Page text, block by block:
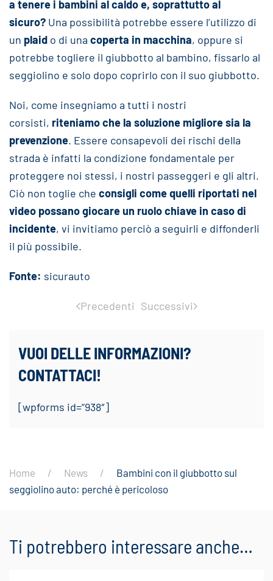
a tenere i bambini al caldo e, soprattutto al
sicuro? Una possibilità potrebbe essere l’utilizzo di
un plaid o di una coperta in macchina, oppure si
potrebbe togliere il giubbotto al bambino, fissarlo al
seggiolino e solo dopo coprirlo con il suo giubbotto.
Noi, come insegniamo a tutti i nostri
corsisti, riteniamo che la soluzione migliore sia la
prevenzione. Essere consapevoli dei rischi della
strada è infatti la condizione fondamentale per
proteggere noi stessi, i nostri passeggeri e gli altri.
Ciò non toglie che consigli come quelli riportati nel
video possano giocare un ruolo chiave in caso di
incidente, vi invitiamo perciò a seguirli e diffonderli
il più possibile.
Fonte: sicurauto
Precedenti Successivi
VUOI DELLE INFORMAZIONI?
CONTATTACI!
[wpforms id=”938″]
Home News
Bambini con il giubbotto sul
seggiolino auto: perché è pericoloso
Ti potrebbero interessare anche…